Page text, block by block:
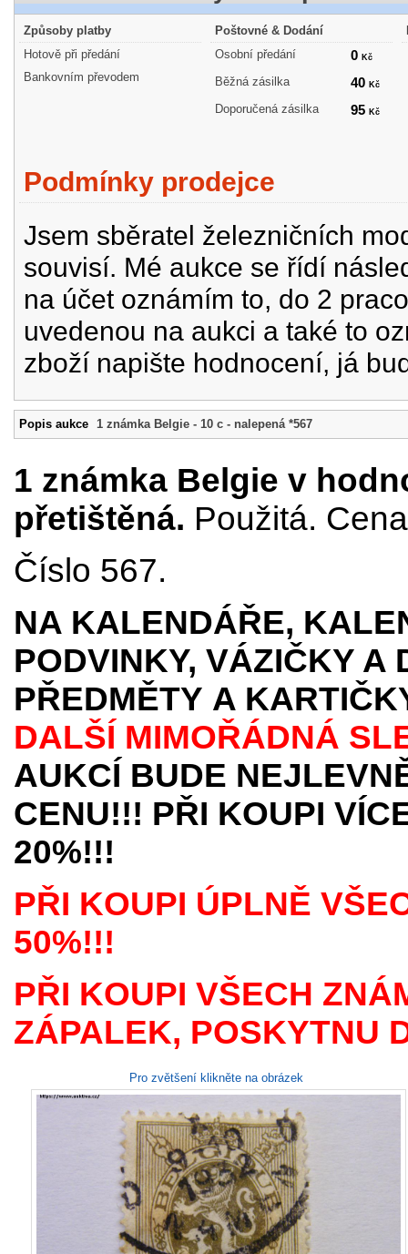
Způsoby platby
Hotově při předání
Bankovním převodem
Poštovné & Dodání
Osobní předání
0 Kč
Běžná zásilka 40 Kč
Doporučená zásilka 95 Kč
Podmínky prodejce
Jsem sběratel železničních
souvisí. Mé aukce se řídí
na účet oznámím to, do 2
uvedenou na aukci a také to
zboží napište hodnocení, já
Popis aukce 1 známka Belgie - 10 c - nalepená *567
1 známka Belgie v
přetištěná. Použitá.
Číslo 567.
NA KALENDÁŘE,
PODVINKY, VÁZIČKY A
PŘEDMĚTY A
DALŠÍ MIMOŘÁDNÁ
AUKCÍ BUDE
CENU!!! PŘI KOUPI
20%!!!
PŘI KOUPI ÚPLNĚ
50%!!!
PŘI KOUPI VŠECH
ZÁPALEK, POSKYTNU
Pro zvětšení klikněte na obrázek